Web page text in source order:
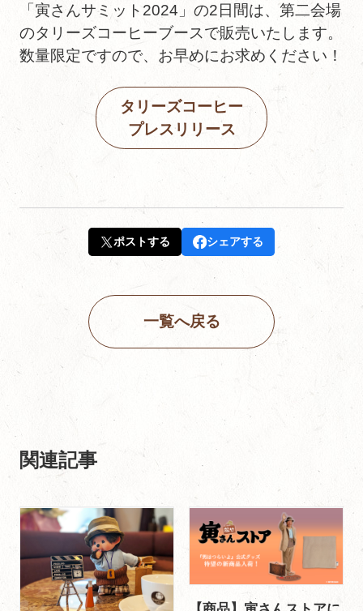
「寅さんサミット2024」の2日間は、第二会場
のタリーズコーヒーブースで販売いたします。
数量限定ですので、お早めにお求めください！
タリーズコーヒー
プレスリリース
ポストする シェアする
一覧へ戻る
関連記事